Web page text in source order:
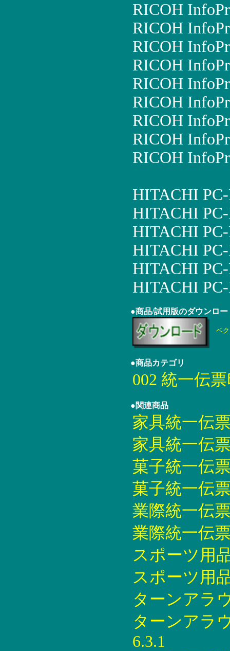
RICOH
RICOH
RICOH
RICOH
RICOH
RICOH
RICOH
RICOH
RICOH
HITACHI
HITACHI
HITACHI
HITACHI
HITACHI
HITACHI
●商品/試用版のダウンロー
ベ
●商品カテゴリ
002 統一伝
●関連商品
家具統一伝
家具統一伝
菓子統一伝
菓子統一伝
業際統一伝
業際統一伝
スポーツ用
スポーツ用
ターンアラ
ターンアラ
6.3.1